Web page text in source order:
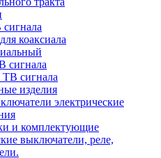
коаксиала
сигнала
ТВ сигнала
изделия
электрические
и комплектующие
выключатели, реле,